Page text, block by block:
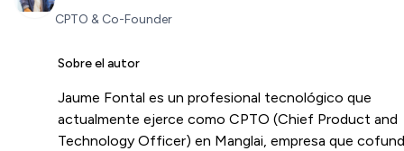
CPTO & Co-Founder
Sobre el autor
Jaume Fontal es un profesional tecnológico que
actualmente ejerce como CPTO (Chief Product and
Technology Officer) en Manglai, empresa que